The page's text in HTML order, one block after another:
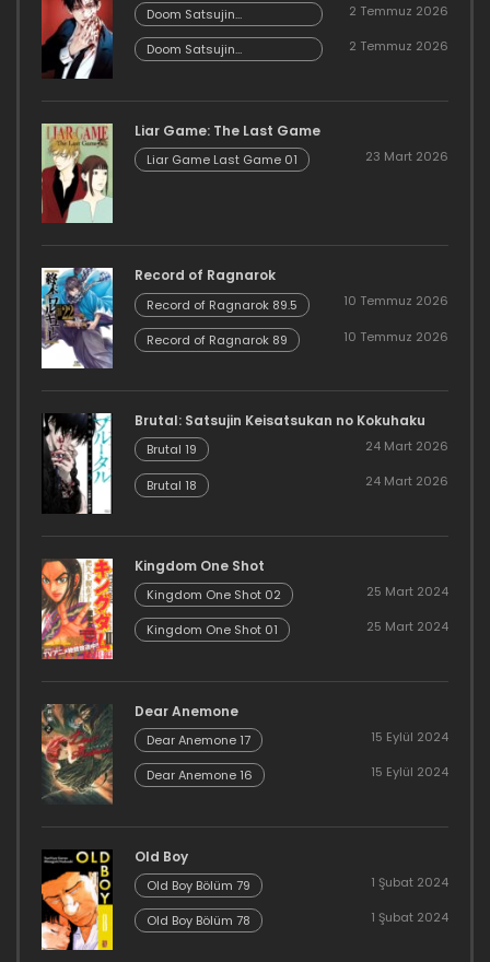
Doom Satsujin
Keisatsukan no
Danzairoku 06.02
2 Temmuz 2026
Doom Satsujin
Keisatsukan no
2 Temmuz 2026
Liar Game: The Last Game
Liar Game Last Game 01 23 Mart 2026
Record of Ragnarok
Record of Ragnarok 89.5 10 Temmuz 2026
Record of Ragnarok 89 10 Temmuz 2026
Brutal: Satsujin Keisatsukan no Kokuhaku
Brutal 19 24 Mart 2026
Brutal 18 24 Mart 2026
Kingdom One Shot
Kingdom One Shot 02 25 Mart 2024
Kingdom One Shot 01 25 Mart 2024
Dear Anemone
Dear Anemone 17 15 Eylül 2024
Dear Anemone 16 15 Eylül 2024
Old Boy
Old Boy Bölüm 79 1 Şubat 2024
Old Boy Bölüm 78 1 Şubat 2024